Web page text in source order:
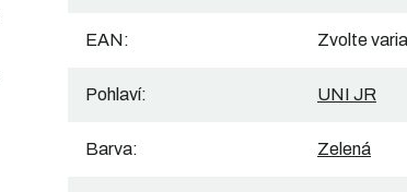
EAN: Zvolte
Pohlaví: UNI JR
Barva: Zelená